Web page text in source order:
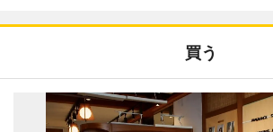
買う